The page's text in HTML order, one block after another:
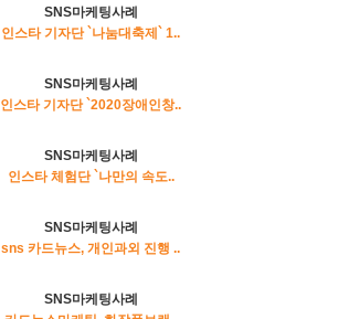
SNS마케팅사례
인스타 기자단 `나눔대축제` 1..
SNS마케팅사례
인스타 기자단 `2020장애인창..
SNS마케팅사례
인스타 체험단 `나만의 속도..
SNS마케팅사례
sns 카드뉴스, 개인과외 진행 ..
SNS마케팅사례